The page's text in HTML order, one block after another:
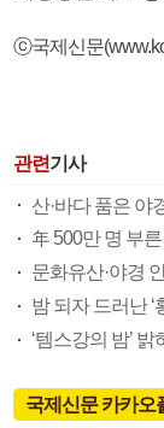
ⓒ국제신문
관련기사
산·바다 품은 야
年 500만 명 부
문화유산·야경
밤 되자 드러난
‘템스강의 밤’
국제신문 카카오